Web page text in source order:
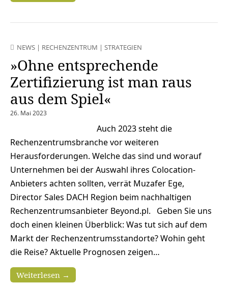
NEWS | RECHENZENTRUM | STRATEGIEN
»Ohne entsprechende
Zertifizierung ist man raus
aus dem Spiel«
26. Mai 2023
Auch 2023 steht die
Rechenzentrumsbranche vor weiteren
Herausforderungen. Welche das sind und worauf
Unternehmen bei der Auswahl ihres Colocation-
Anbieters achten sollten, verrät Muzafer Ege,
Director Sales DACH Region beim nachhaltigen
Rechenzentrumsanbieter Beyond.pl. Geben Sie uns
doch einen kleinen Überblick: Was tut sich auf dem
Markt der Rechenzentrumsstandorte? Wohin geht
die Reise? Aktuelle Prognosen zeigen…
Weiterlesen →